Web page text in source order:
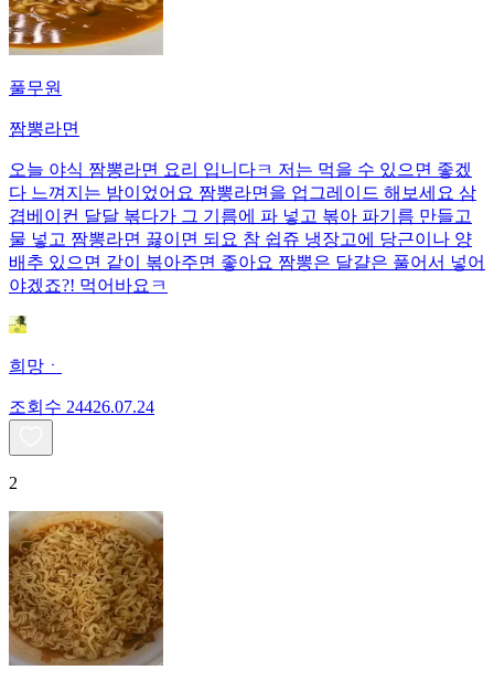
풀무원
짬뽕라면
오늘 야식 짬뽕라면 요리 입니다ㅋ 저는 먹을 수 있으면 좋겠
다 느껴지는 밤이었어요 짬뽕라면을 업그레이드 해보세요 삼
겹베이컨 달달 볶다가 그 기름에 파 넣고 볶아 파기름 만들고
물 넣고 짬뽕라면 끓이면 되요 참 쉽쥬 냉장고에 당근이나 양
배추 있으면 같이 볶아주면 좋아요 짬뽕은 달걀은 풀어서 넣어
야겠죠?! 먹어바요ㅋ
희망ㆍ
조회수 24426.07.24
2